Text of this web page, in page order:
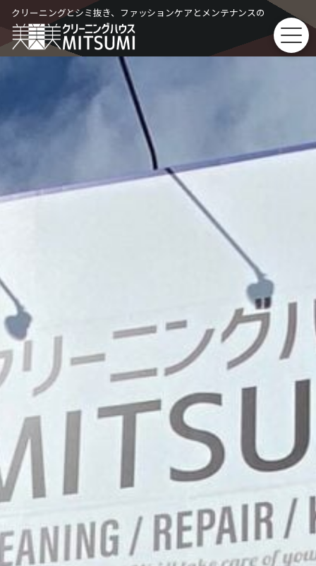
Skip
to
content
クリーニングとシミ抜き、ファッションケアとメンテナンスの